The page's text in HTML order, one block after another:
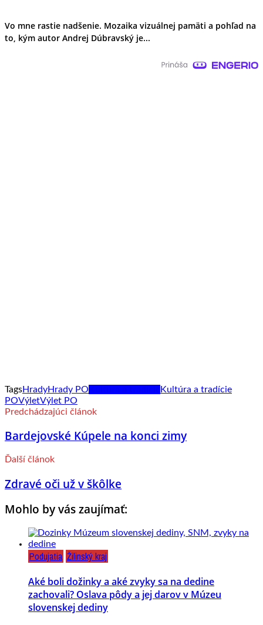
Vo mne rastie nadšenie. Mozaika vizuálnej pamäti a pohľad na
to, kým autor Andrej Dúbravský je...
TagsHradyHrady PO
Kultúra a tradície
POVýletVýlet PO
Predchádzajúci článok
Bardejovské Kúpele na konci zimy
Ďalší článok
Zdravé oči už v škôlke
Mohlo by vás zaujímať:
Podujatia Žilinský kraj
Aké boli dožinky a aké zvyky sa na dedine
zachovali? Oslava pôdy a jej darov v Múzeu
slovenskej dediny